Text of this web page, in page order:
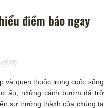
điềm báo ngay
và quen thuộc trong cuộc sống
ấu, những cánh bướm đã trở
sự trưởng thành của chúng ta